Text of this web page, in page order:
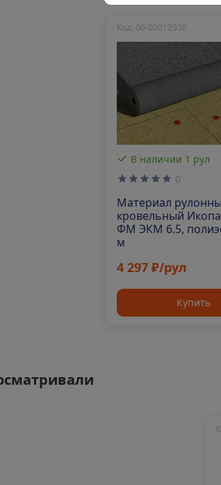
В наличии 1 рул
Код: 00-00012938
0
Материал
кровельный
ФМ ЭКМ 6.5,
м
4 297 ₽/рул
Купить